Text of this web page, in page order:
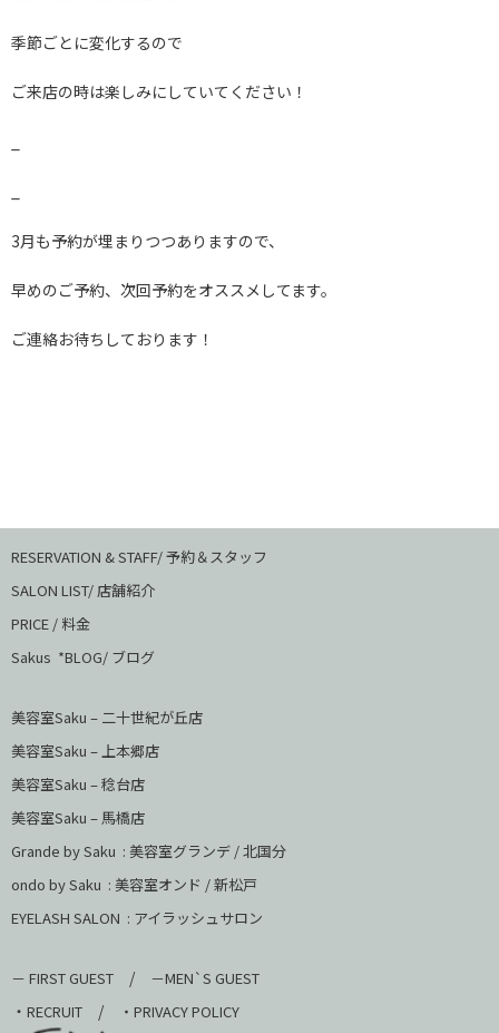
季節ごとに変化するので
ご来店の時は楽しみにしていてください！
3月も予約が埋まりつつありますので、
早めのご予約、次回予約をオススメしてます。
ご連絡お待ちしております！
RESERVATION & STAFF/ 予約＆スタッフ
SALON LIST/ 店舗紹介
PRICE / 料金
Sakus *BLOG/ ブログ
美容室Saku – 二十世紀が丘店
美容室Saku –上本郷店
美容室Saku –稔台店
美容室Saku – 馬橋店
Grande by Saku : 美容室グランデ / 北国分
ondo by Saku : 美容室オンド / 新松戸
EYELASH SALON : アイラッシュサロン
－ FIRST GUEST / －MEN`S GUEST
・ RECRUIT / ・PRIVACY POLICY